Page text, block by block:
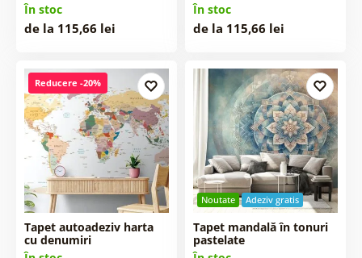
În stoc
de la 115,66 lei
În stoc
de la 115,66 lei
Reducere -20%
Tapet autoadeziv harta
cu denumiri
Noutate Adeziv gratis
Tapet mandală în tonuri
pastelate